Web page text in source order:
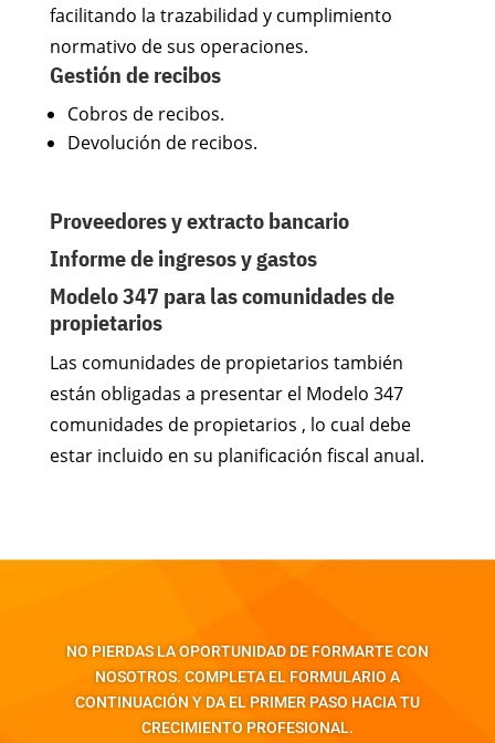
facilitando la trazabilidad y cumplimiento
normativo de sus operaciones.
Gestión de recibos
Cobros de recibos.
Devolución de recibos.
Proveedores y extracto bancario
Informe de ingresos y gastos
Modelo 347 para las comunidades de
propietarios
Las comunidades de propietarios también
están obligadas a presentar el Modelo 347
comunidades de propietarios , lo cual debe
estar incluido en su planificación fiscal anual.
NO PIERDAS LA OPORTUNIDAD DE FORMARTE CON
NOSOTROS. COMPLETA EL FORMULARIO A
CONTINUACIÓN Y DA EL PRIMER PASO HACIA TU
CRECIMIENTO PROFESIONAL.